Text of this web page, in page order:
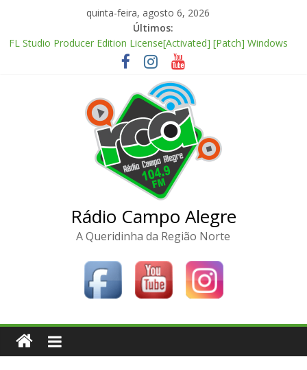
quinta-feira, agosto 6, 2026
Últimos:
FL Studio Producer Edition License[Activated] [Patch] Windows
Fall 2: Deadpoint 2026 CAMRip AVI Extended AAC 2.0 ETrG
Office 2024 Enterprise E5 AIO Stable magnet
FL Studio 21 Portable + License Key Windows 11 (x32x64) no
Adobe Premiere Pro CC 2022 Crack only All Versions (x32-x64)
Rádio Campo Alegre
A Queridinha da Região Norte